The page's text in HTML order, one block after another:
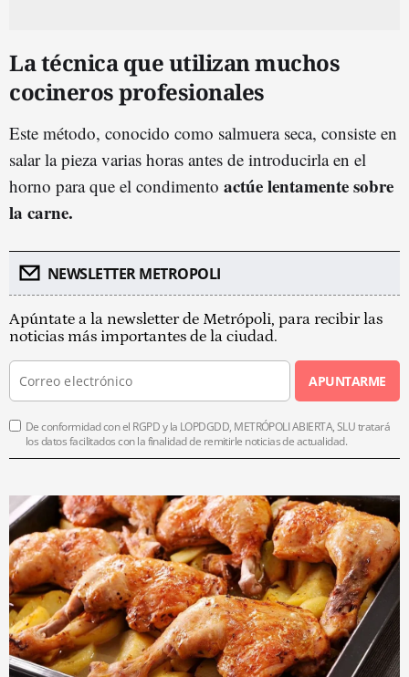
La técnica que utilizan muchos
cocineros profesionales
Este método, conocido como salmuera seca, consiste en
salar la pieza varias horas antes de introducirla en el
horno para que el condimento actúe lentamente sobre
la carne.
NEWSLETTER METROPOLI
Apúntate a la newsletter de Metrópoli, para recibir las
noticias más importantes de la ciudad.
APUNTARME
De conformidad con el RGPD y la LOPDGDD, METRÓPOLI ABIERTA, SLU tratará
los datos facilitados con la finalidad de remitirle noticias de actualidad.